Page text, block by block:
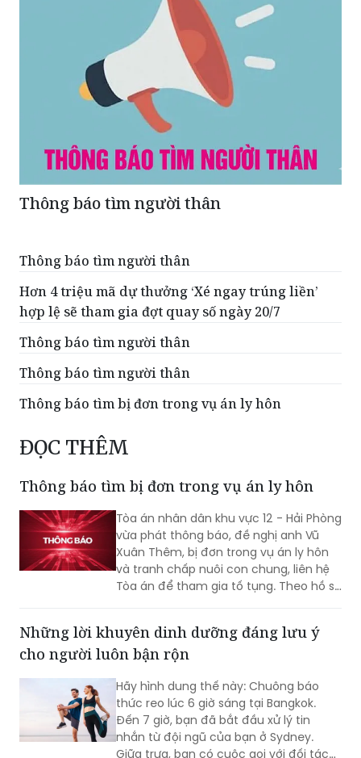
Thông báo tìm người thân
Thông báo tìm người thân
hợp lệ sẽ tham gia đợt quay số ngày 20/7
Thông báo tìm người thân
ĐỌC THÊM
Thông báo tìm bị đơn trong vụ án ly hôn
vừa phát thông báo, đề nghị anh Vũ
Xuân Thêm, bị đơn trong vụ án ly hôn
và tranh chấp nuôi con chung, liên hệ
Tòa án để tham gia tố tụng. Theo hồ sơ
vụ án, người này đi xuất khẩu lao động
tại Angola từ năm 2013 và đến nay
chưa trở về, không rõ địa chỉ cư trú.
Những lời khuyên dinh dưỡng đáng lưu ý
Hãy hình dung thế này: Chuông báo
thức reo lúc 6 giờ sáng tại Bangkok.
Đến 7 giờ, bạn đã bắt đầu xử lý tin
nhắn từ đội ngũ của bạn ở Sydney.
Giữa trưa, bạn có cuộc gọi với đối tác
tại Seoul, và khi màn đêm buông
xuống, lại là lúc trao đổi công việc vào